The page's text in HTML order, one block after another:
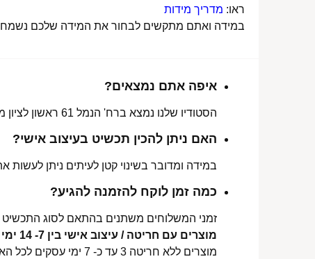
ראו: מדריך מידות
במידה ואתם מתקשים לבחור את המידה שלכם נשמח
איפה אתם נמצאים?
הסטודיו שלנו נמצא ברח' הנמל 61 ראשון לציון מכאן ניתן לאסוף הזמנות, לתקן או להחליף מידה.
האם ניתן להכין תכשיט בעיצוב אישי?
במידה ומדובר בשינוי קטן לעיתים ניתן לעשות
כמה זמן לוקח להזמנה להגיע?
זמני המשלוחים משתנים בהתאם לסוג
מוצרים עם חריטה / עיצוב אישי בין 7- 14 ימי עסקים לכל הארץ.
מוצרים ללא חריטה 3 עד כ- 7 ימי עסקים לכל הארץ.